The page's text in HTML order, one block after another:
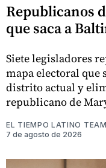
Republicanos
que saca a
Siete legisladores
mapa electoral que
distrito actual y
republicano de
EL TIEMPO LATINO TEAM
7 de agosto de 2026